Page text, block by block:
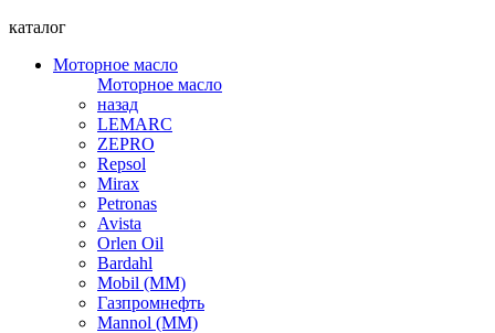
каталог
Моторное масло
Моторное масло
назад
LEMARC
ZEPRO
Repsol
Mirax
Petronas
Avista
Orlen Oil
Bardahl
Mobil (ММ)
Газпромнефть
Mannol (ММ)